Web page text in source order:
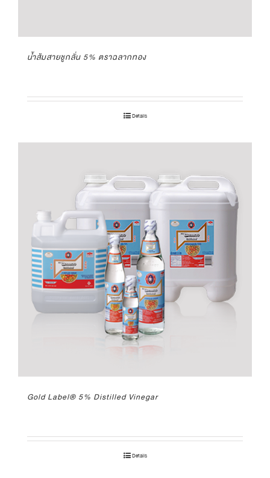
น้ำส้มสายชูกลั่น 5% ตราฉลากทอง
Details
Gold Label® 5% Distilled Vinegar
Details